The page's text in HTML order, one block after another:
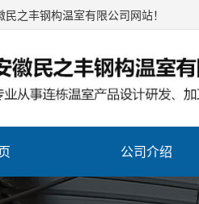
之丰钢构温室有限公司网站！
公司介绍